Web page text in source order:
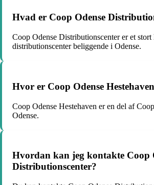
Hvad er Coop Odense
Coop Odense Distributionscenter er et stort
distributionscenter beliggende i Odense.
Hvor er Coop Odense
Coop Odense Hestehaven er en del af
Odense.
Hvordan kan jeg kontakte Coop
Distributionscenter?